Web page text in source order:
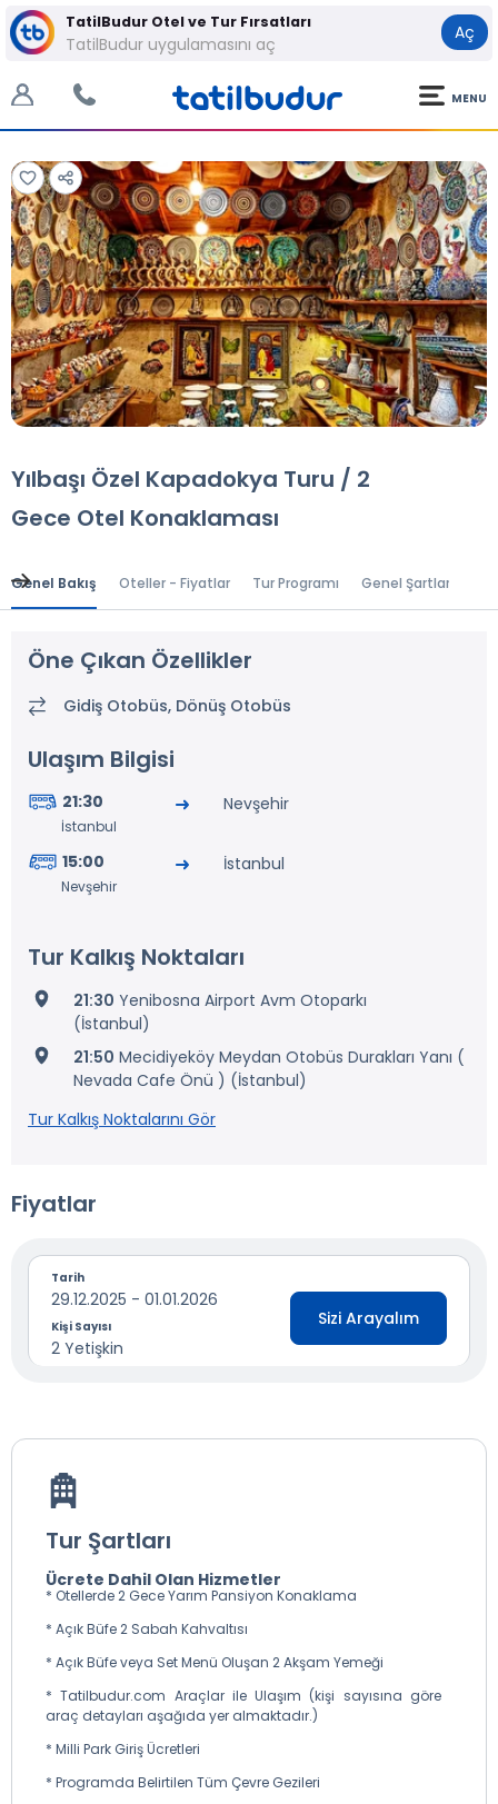
TatilBudur Otel ve Tur Fırsatları
TatilBudur uygulamasını aç
Aç
MENU
Tüm Fotoğraflar
Yılbaşı Özel Kapadokya Turu / 2
Gece Otel Konaklaması
Genel Bakış Oteller - Fiyatlar Tur Programı Genel Şartlar
Öne Çıkan Özellikler
Gidiş Otobüs, Dönüş Otobüs
Ulaşım Bilgisi
21:30
İstanbul
Nevşehir
15:00
Nevşehir
İstanbul
Tur Kalkış Noktaları
21:30 Yenibosna Airport Avm Otoparkı
(İstanbul)
21:50 Mecidiyeköy Meydan Otobüs Durakları Yanı (
Nevada Cafe Önü ) (İstanbul)
Tur Kalkış Noktalarını Gör
Fiyatlar
Tarih
29.12.2025 - 01.01.2026
Kişi Sayısı
2 Yetişkin
Sizi Arayalım
Tur Şartları
Ücrete Dahil Olan Hizmetler
* Otellerde 2 Gece Yarım Pansiyon Konaklama
* Açık Büfe 2 Sabah Kahvaltısı
* Açık Büfe veya Set Menü Oluşan 2 Akşam Yemeği
* Tatilbudur.com Araçlar ile Ulaşım (kişi sayısına göre
araç detayları aşağıda yer almaktadır.)
* Milli Park Giriş Ücretleri
* Programda Belirtilen Tüm Çevre Gezileri